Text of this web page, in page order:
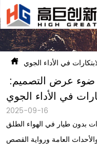
في الأداء الجوي
في الأداء الجوي
2025-09-16
بدون طيار في الهواء الطلق
والأحداث العامة ورواية القصص